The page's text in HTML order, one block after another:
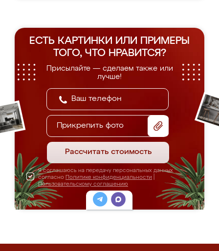
ЕСТЬ КАРТИНКИ ИЛИ ПРИМЕРЫ
ТОГО, ЧТО НРАВИТСЯ?
Присылайте — сделаем также или
лучше!
Прикрепить фото
Рассчитать стоимость
Я соглашаюсь на передачу персональных данных
согласно Политике конфиденциальности
Пользовательскому соглашению